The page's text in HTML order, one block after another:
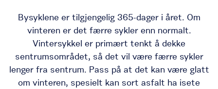
Bysyklene er tilgjengelig 365-dager i året. Om
vinteren er det færre sykler enn normalt.
Vintersykkel er primært tenkt å dekke
sentrumsområdet, så det vil være færre sykler
lenger fra sentrum. Pass på at det kan være glatt
om vinteren, spesielt kan sort asfalt ha isete